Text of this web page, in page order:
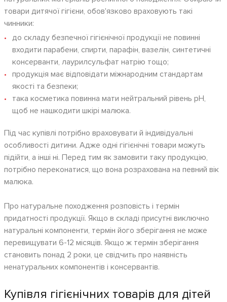
товари дитячої гігієни, обов'язково враховують такі
чинники:
до складу безпечної гігієнічної продукції не повинні
входити парабени, спирти, парафін, вазелін, синтетичні
консерванти, лаурилсульфат натрію тощо;
продукція має відповідати міжнародним стандартам
якості та безпеки;
така косметика повинна мати нейтральний рівень pH,
щоб не нашкодити шкірі малюка.
Під час купівлі потрібно враховувати й індивідуальні
особливості дитини. Адже одні гігієнічні товари можуть
підійти, а інші ні. Перед тим як замовити таку продукцію,
потрібно переконатися, що вона розрахована на певний вік
малюка.
Про натуральне походження розповість і термін
придатності продукції. Якщо в складі присутні виключно
натуральні компоненти, термін його зберігання не може
перевищувати 6-12 місяців. Якщо ж термін зберігання
становить понад 2 роки, це свідчить про наявність
ненатуральних компонентів і консервантів.
Купівля гігієнічних товарів для дітей